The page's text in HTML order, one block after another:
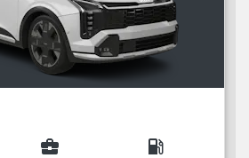
business_center local_gas_station